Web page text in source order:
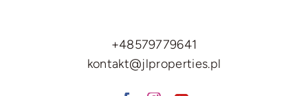
+48579779641
kontakt@jlproperties.pl